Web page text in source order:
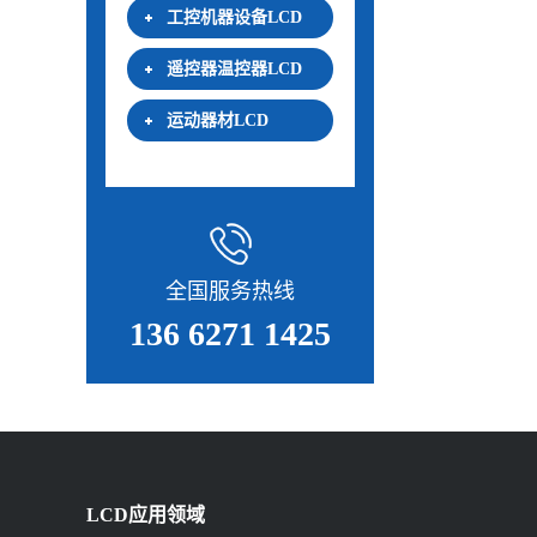
工控机器设备LCD
遥控器温控器LCD
运动器材LCD
全国服务热线
136 6271 1425
LCD应用领域